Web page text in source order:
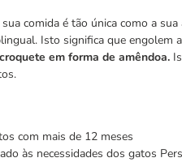
comida é tão única como a
Isto significa que engolem
croquete em forma de amêndoa.
com mais de 12 meses
às necessidades dos gatos